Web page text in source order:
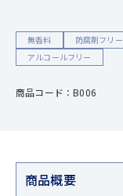
無香料 防腐剤フリー
アルコールフリー
商品コード：B006
商品概要